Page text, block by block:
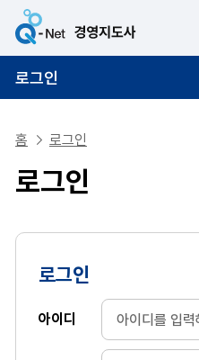
로그인
홈 로그인
로그인
로그인
아이디